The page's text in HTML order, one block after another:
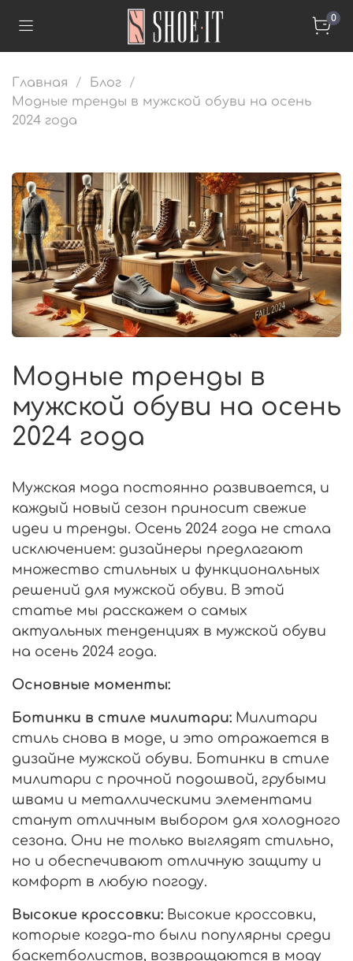
0
Главная
Блог
Модные тренды в мужской обуви на осень
2024 года
Модные тренды в
мужской обуви на осень
2024 года
Мужская мода постоянно развивается, и
каждый новый сезон приносит свежие
идеи и тренды. Осень 2024 года не стала
исключением: дизайнеры предлагают
множество стильных и функциональных
решений для мужской обуви. В этой
статье мы расскажем о самых
актуальных тенденциях в мужской обуви
на осень 2024 года.
Основные моменты:
Ботинки в стиле милитари: Милитари
стиль снова в моде, и это отражается в
дизайне мужской обуви. Ботинки в стиле
милитари с прочной подошвой, грубыми
швами и металлическими элементами
станут отличным выбором для холодного
сезона. Они не только выглядят стильно,
но и обеспечивают отличную защиту и
комфорт в любую погоду.
Высокие кроссовки: Высокие кроссовки,
которые когда-то были популярны среди
баскетболистов, возвращаются в моду